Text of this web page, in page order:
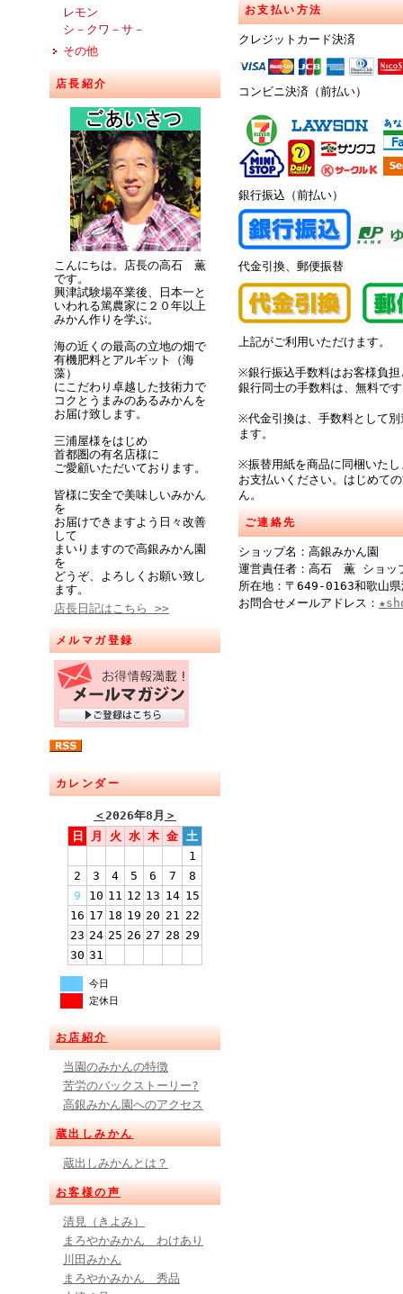
レモン
シ－クワ－サ－
その他
店長紹介
こんにちは。店長の高石 薫
です。
興津試験場卒業後、日本一と
いわれる篤農家に２０年以上
みかん作りを学ぶ。
海の近くの最高の立地の畑で
有機肥料とアルギット（海
藻）
にこだわり卓越した技術力で
コクとうまみのあるみかんを
お届け致します。
三浦屋様をはじめ
首都圏の有名店様に
ご愛顧いただいております。
皆様に安全で美味しいみかん
を
お届けできますよう日々改善
して
まいりますので高銀みかん園
を
どうぞ、よろしくお願い致し
ます。
店長日記はこちら >>
メルマガ登録
カレンダー
＜2026年8月 ＞
日
月 火 水 木 金 土
1
2
3 4 5 6 7
8
9
10 11 12 13 14 15
16 17 18 19 20 21 22
23 24 25 26 27 28 29
30 31
今日
定休日
お店紹介
当園のみかんの特徴
苦労のバックストーリー?
高銀みかん園へのアクセス
蔵出しみかん
蔵出しみかんとは？
お客様の声
清見（きよみ）
まろやかみかん わけあり
川田みかん
まろやかみかん 秀品
お支払い方法
クレジットカード決済
コンビニ決済（前払い）
銀行振込（前払い）
代金引換、郵便振替
上記がご利用いただけます。
※銀行振込手数料はお客様負
銀行同士の手数料は、無料で
※代金引換は、手数料として
ます。
※振替用紙を商品に同梱いた
お支払いください。はじめて
ん。
ご連絡先
ショップ名：高銀みかん園
運営責任者：高石 薫 ショッ
所在地：〒649-0163和歌山
お問合せメールアドレス：